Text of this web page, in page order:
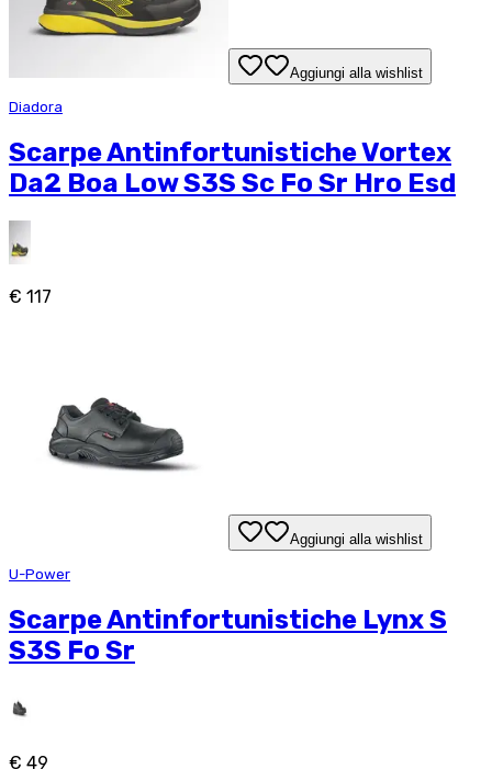
Aggiungi alla wishlist
Diadora
Scarpe Antinfortunistiche Vortex
Da2 Boa Low S3S Sc Fo Sr Hro Esd
€ 117
Aggiungi alla wishlist
U-Power
Scarpe Antinfortunistiche Lynx S
S3S Fo Sr
€ 49